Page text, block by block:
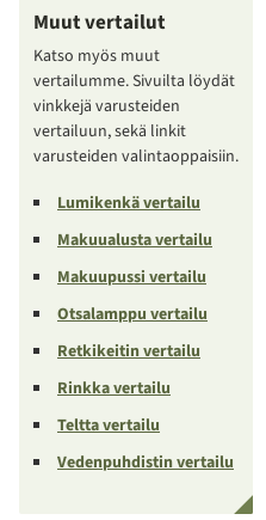
Muut vertailut
Katso myös muut
vertailumme. Sivuilta löydät
vinkkejä varusteiden
vertailuun, sekä linkit
varusteiden valintaoppaisiin.
Lumikenkä vertailu
Makuualusta vertailu
Makuupussi vertailu
Otsalamppu vertailu
Retkikeitin vertailu
Rinkka vertailu
Teltta vertailu
Vedenpuhdistin vertailu